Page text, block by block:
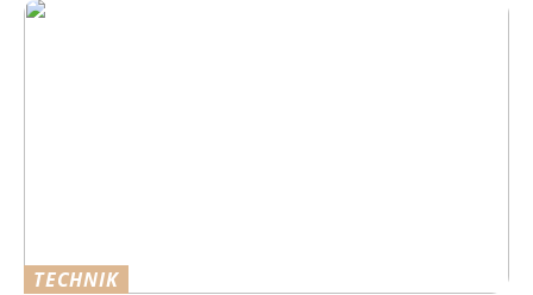
TECHNIK